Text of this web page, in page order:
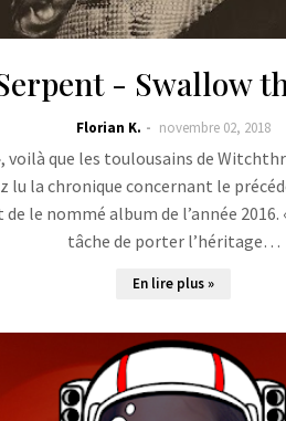
- Swallow
Florian K. novembre 02, 2018
voilà que les toulousains de
lu la chronique concernant le
le nommé album de l’année
tâche de porter l’héritage…
En lire plus »